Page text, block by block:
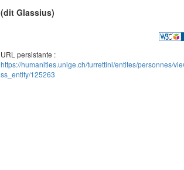
(dit Glassius)
URL persistante :
https://humanities.unige.ch/turrettini/entites/personnes/
ss_entity/125263